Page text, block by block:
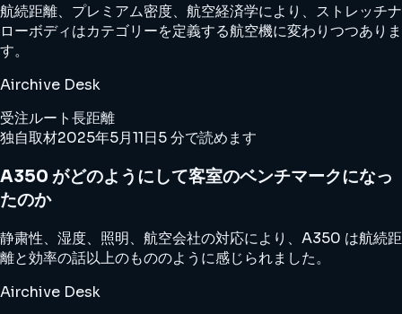
航続距離、プレミアム密度、航空経済学により、ストレッチナ
ローボディはカテゴリーを定義する航空機に変わりつつありま
す。
Airchive Desk
受注ルート長距離
独自取材2025年5月11日5 分で読めます
A350 がどのようにして客室のベンチマークになっ
たのか
静粛性、湿度、照明、航空会社の対応により、A350 は航続距
離と効率の話以上のもののように感じられました。
Airchive Desk